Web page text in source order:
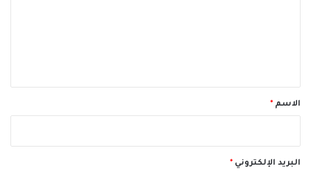
*الاسم *
البريد الإلكتروني *